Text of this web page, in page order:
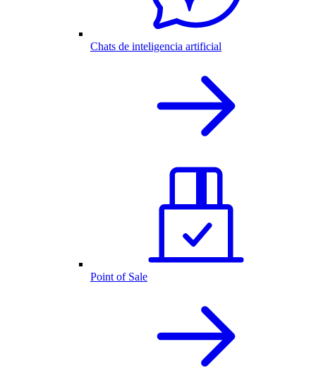
Chats de inteligencia artificial
Point of Sale